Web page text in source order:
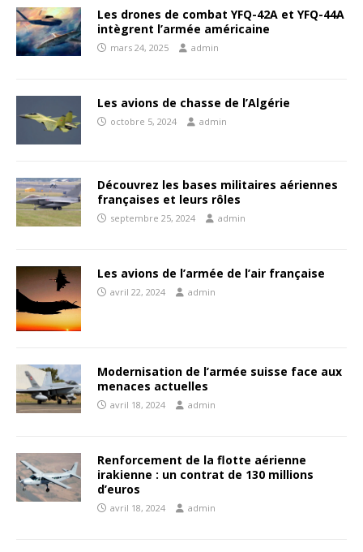
Les drones de combat YFQ-42A et YFQ-44A
intègrent l’armée américaine
mars 24, 2025 admin
Les avions de chasse de l’Algérie
octobre 5, 2024 admin
Découvrez les bases militaires aériennes
françaises et leurs rôles
septembre 25, 2024 admin
Les avions de l’armée de l’air française
avril 22, 2024 admin
Modernisation de l’armée suisse face aux
menaces actuelles
avril 18, 2024 admin
Renforcement de la flotte aérienne
irakienne : un contrat de 130 millions
d’euros
avril 18, 2024 admin